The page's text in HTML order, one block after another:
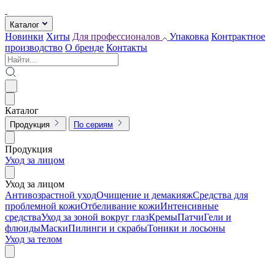
Каталог
Новинки Хиты Для профессионалов Упаковка Контрактное
производство О бренде Контакты
Каталог
Продукция По сериям
Продукция
Уход за лицом
Уход за лицом
Антивозрастной уходОчищение и демакияжСредства для
проблемной кожиОтбеливание кожиИнтенсивные
средстваУход за зоной вокруг глазКремыПатчиГели и
флюидыМаскиПилинги и скрабыТоники и лосьоны
Уход за телом